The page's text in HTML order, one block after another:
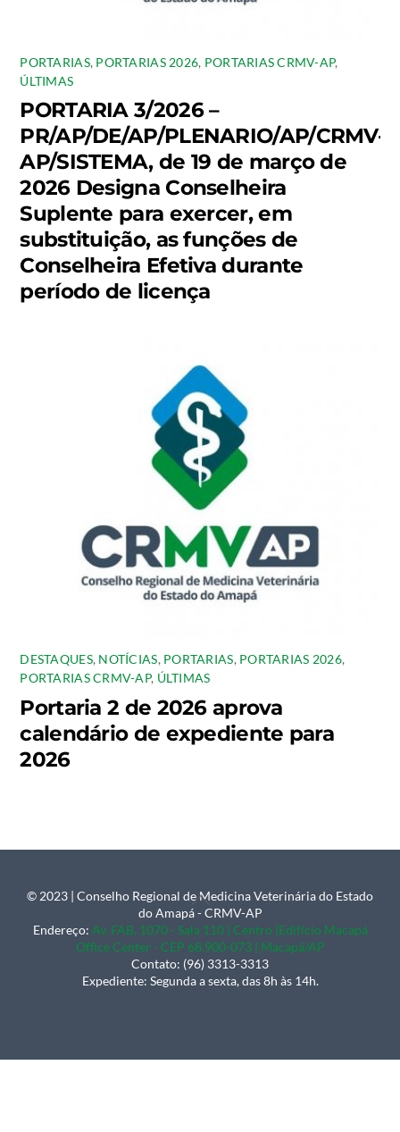
PORTARIAS, PORTARIAS 2026, PORTARIAS CRMV-AP,
ÚLTIMAS
PORTARIA 3/2026 –
PR/AP/DE/AP/PLENARIO/AP/CRMV-
AP/SISTEMA, de 19 de março de
2026 Designa Conselheira
Suplente para exercer, em
substituição, as funções de
Conselheira Efetiva durante
período de licença
DESTAQUES, NOTÍCIAS, PORTARIAS, PORTARIAS 2026,
PORTARIAS CRMV-AP, ÚLTIMAS
Portaria 2 de 2026 aprova
calendário de expediente para
2026
Back
To
Top
© 2023 | Conselho Regional de Medicina Veterinária do Estado
do Amapá - CRMV-AP
Endereço: Av. FAB, 1070 - Sala 110 | Centro |Edifício Macapá
Office Center - CEP 68.900-073 | Macapá/AP
Contato: (96) 3313-3313
Expediente: Segunda a sexta, das 8h às 14h.